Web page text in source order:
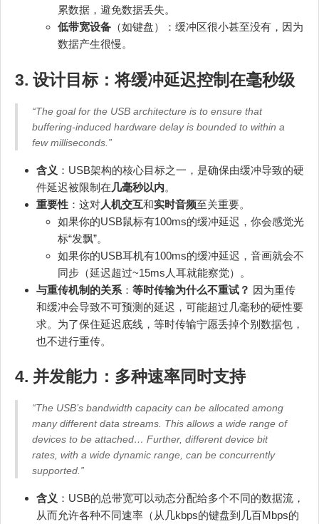
累数据，避免数据丢失。
低带宽设备 （如键盘）：缓冲区很小甚至没有，因为
数据产生很慢。
3. 设计目标：将缓冲延迟控制在毫秒级
“The goal for the USB architecture is to ensure that
buffering-induced hardware delay is bounded to within a
few milliseconds.”
含义 ：USB架构的核心目标之一，是确保由缓冲导致的硬
件延迟被限制在 几毫秒以内。
重要性 ：这对人机交互和实时音频至关重要。
如果你的USB鼠标有100ms的缓冲延迟，你会感觉光
标“发飘”。
如果你的USB耳机有100ms的缓冲延迟，音画就会不
同步（延迟超过~15ms人耳就能察觉）。
与重传机制的关系 ： 等时传输为什么不重试？ 因为重传
和缓冲会导致不可预测的延迟，可能超过几毫秒的硬性要
求。为了保住延迟底线，等时传输宁愿丢掉个别数据包，
也不进行重传。
4. 并发能力：多种速率同时支持
“The USB’s bandwidth capacity can be allocated among
many different data streams. This allows a wide range of
devices to be attached… Further, different device bit
rates, with a wide dynamic range, can be concurrently
supported.”
含义 ：USB的总带宽可以动态分配给多个不同的数据流，
从而允许各种不同速率（从几kbps的键盘到几百Mbps的